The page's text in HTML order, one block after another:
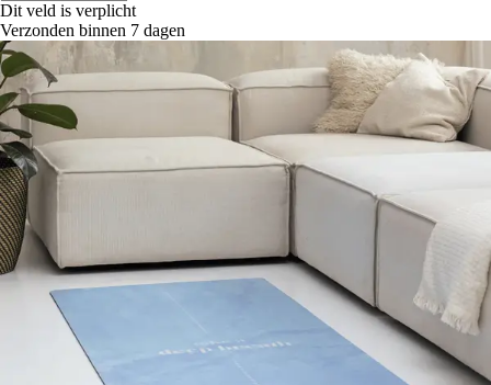
Dit veld is verplicht
Verzonden binnen 7 dagen